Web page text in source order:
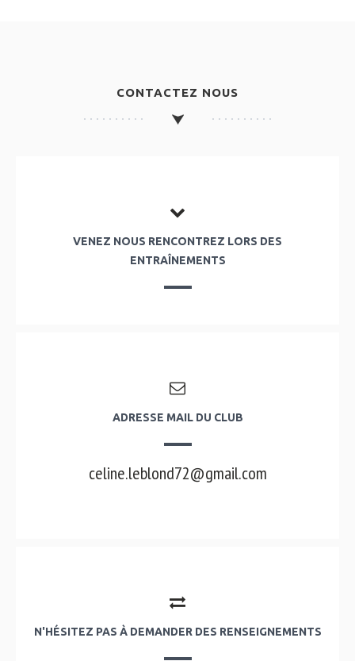
CONTACTEZ NOUS
VENEZ NOUS RENCONTREZ LORS DES
ENTRAÎNEMENTS
ADRESSE MAIL DU CLUB
celine.leblond72@gmail.com
N'HÉSITEZ PAS À DEMANDER DES RENSEIGNEMENTS